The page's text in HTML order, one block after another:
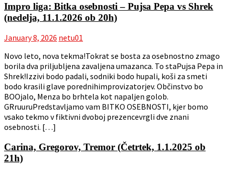
Impro liga: Bitka osebnosti – Pujsa Pepa vs Shrek
(nedelja, 11.1.2026 ob 20h)
January 8, 2026 netu01
Novo leto, nova tekma!Tokrat se bosta za osebnostno zmago
borila dva priljubljena zavaljena umazanca. To staPujsa Pepa in
Shrek!Izzivi bodo padali, sodniki bodo hupali, koši za smeti
bodo krasili glave porednihimprovizatorjev. Občinstvo bo
BOOjalo, Menza bo brhtela kot napaljen golob.
GRruuruPredstavljamo vam BITKO OSEBNOSTI, kjer bomo
vsako tekmo v fiktivni dvoboj prezencevrgli dve znani
osebnosti. […]
Carina, Gregorov, Tremor (Četrtek, 1.1.2025 ob
21h)